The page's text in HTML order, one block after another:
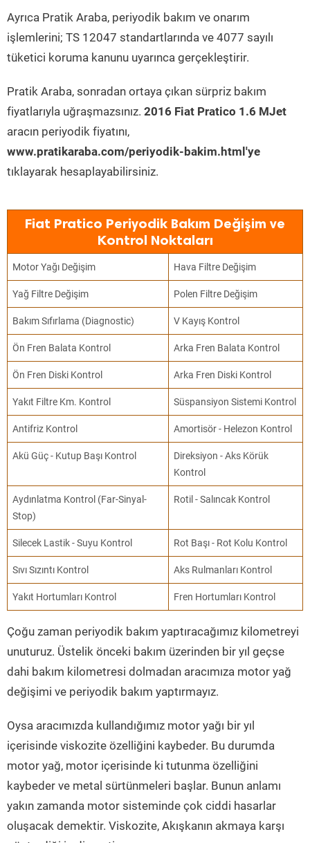
Ayrıca Pratik Araba, periyodik bakım ve onarım
işlemlerini; TS 12047 standartlarında ve 4077 sayılı
tüketici koruma kanunu uyarınca gerçekleştirir.
Pratik Araba, sonradan ortaya çıkan sürpriz bakım
fiyatlarıyla uğraşmazsınız. 2016 Fiat Pratico 1.6 MJet
aracın periyodik fiyatını,
www.pratikaraba.com/periyodik-bakim.html'ye
tıklayarak hesaplayabilirsiniz.
Fiat Pratico Periyodik Bakım Değişim ve
Kontrol Noktaları
Motor Yağı Değişim Hava Filtre Değişim
Yağ Filtre Değişim Polen Filtre Değişim
Bakım Sıfırlama (Diagnostic) V Kayış Kontrol
Ön Fren Balata Kontrol Arka Fren Balata Kontrol
Ön Fren Diski Kontrol Arka Fren Diski Kontrol
Yakıt Filtre Km. Kontrol Süspansiyon Sistemi Kontrol
Antifriz Kontrol Amortisör - Helezon Kontrol
Akü Güç - Kutup Başı Kontrol
Direksiyon - Aks Körük
Kontrol
Aydınlatma Kontrol (Far-Sinyal-
Stop)
Rotil - Salıncak Kontrol
Silecek Lastik - Suyu Kontrol Rot Başı - Rot Kolu Kontrol
Sıvı Sızıntı Kontrol Aks Rulmanları Kontrol
Yakıt Hortumları Kontrol Fren Hortumları Kontrol
Çoğu zaman periyodik bakım yaptıracağımız kilometreyi
unuturuz. Üstelik önceki bakım üzerinden bir yıl geçse
dahi bakım kilometresi dolmadan aracımıza motor yağ
değişimi ve periyodik bakım yaptırmayız.
Oysa aracımızda kullandığımız motor yağı bir yıl
içerisinde viskozite özelliğini kaybeder. Bu durumda
motor yağ, motor içerisinde ki tutunma özelliğini
kaybeder ve metal sürtünmeleri başlar. Bunun anlamı
yakın zamanda motor sisteminde çok ciddi hasarlar
oluşacak demektir. Viskozite, Akışkanın akmaya karşı